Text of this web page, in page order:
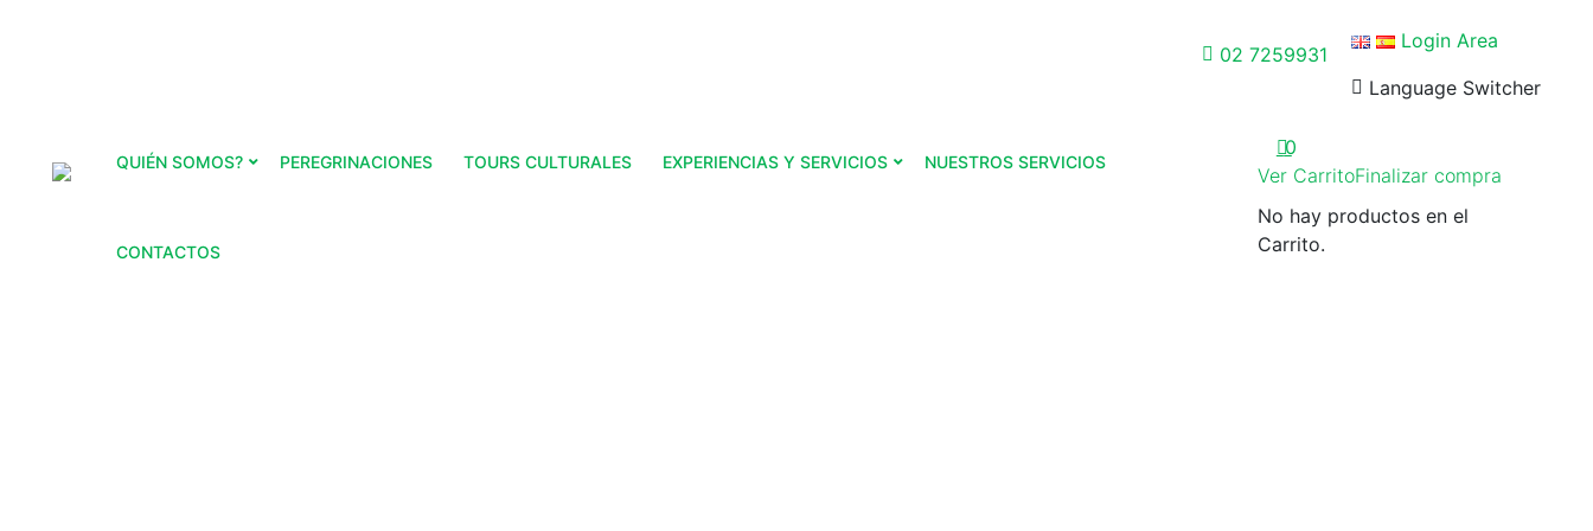
02 7259931
Login Area
Language Switcher
QUIÉN SOMOS? PEREGRINACIONES TOURS CULTURALES EXPERIENCIAS Y SERVICIOS NUESTROS SERVICIOS
CONTACTOS
0
Ver CarritoFinalizar compra
No hay productos en el
Carrito.